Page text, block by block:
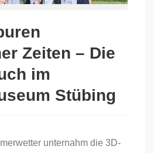
Zeiten – Die
im
Stübing
unternahm die 3D-